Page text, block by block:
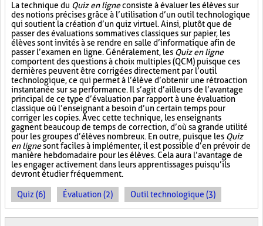
La technique du Quiz en ligneconsiste à évaluer les élèves sur
des notions précises grâce à l’utilisation d’un outil technologique
qui soutient la création d’un quiz virtuel. Ainsi, plutôt que de
passer des évaluations sommatives classiques sur papier, les
élèves sont invités à se rendre en salle d’informatique afin de
passer l’examen en ligne. Généralement, les Quiz en ligne
comportent des questions à choix multiples (QCM) puisque ces
dernières peuvent être corrigées directement par l’outil
technologique, ce qui permet à l’élève d’obtenir une rétroaction
instantanée sur sa performance. Il s’agit d’ailleurs de l’avantage
principal de ce type d’évaluation par rapport à une évaluation
classique où l’enseignant a besoin d’un certain temps pour
corriger les copies. Avec cette technique, les enseignants
gagnent beaucoup de temps de correction, d’où sa grande utilité
pour les groupes d’élèves nombreux. En outre, puisque les Quiz
en lignesont faciles à implémenter, il est possible d’en prévoir de
manière hebdomadaire pour les élèves. Cela aura l’avantage de
les engager activement dans leurs apprentissages puisqu’ils
devront étudier fréquemment.
Quiz (6) Évaluation (2) Outil technologique (3)